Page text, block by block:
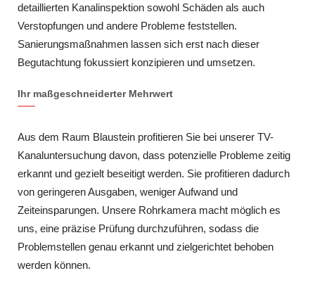
detaillierten Kanalinspektion sowohl Schäden als auch
Verstopfungen und andere Probleme feststellen.
Sanierungsmaßnahmen lassen sich erst nach dieser
Begutachtung fokussiert konzipieren und umsetzen.
Ihr maßgeschneiderter Mehrwert
Aus dem Raum Blaustein profitieren Sie bei unserer TV-
Kanaluntersuchung davon, dass potenzielle Probleme zeitig
erkannt und gezielt beseitigt werden. Sie profitieren dadurch
von geringeren Ausgaben, weniger Aufwand und
Zeiteinsparungen. Unsere Rohrkamera macht möglich es
uns, eine präzise Prüfung durchzuführen, sodass die
Problemstellen genau erkannt und zielgerichtet behoben
werden können.